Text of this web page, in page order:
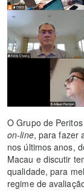
O Grupo de
on-line, para fazer
nos últimos anos,
Macau e discutir
qualidade, para
regime de